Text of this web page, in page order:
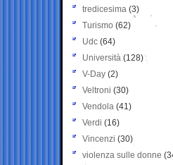
tredicesima (3)
Turismo (62)
Udc (64)
Università (128)
V-Day (2)
Veltroni (30)
Vendola (41)
Verdi (16)
Vincenzi (30)
violenza sulle donne